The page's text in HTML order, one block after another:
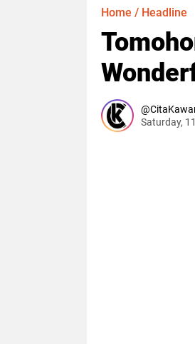
Home / Headline
Saturday,